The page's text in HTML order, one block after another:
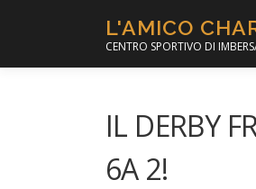
L'AMICO
CENTRO SPORTIVO DI
IL DERBY
6A 2!